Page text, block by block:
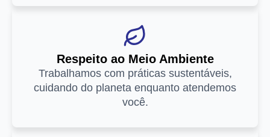
Respeito ao Meio Ambiente
Trabalhamos com práticas sustentáveis,
cuidando do planeta enquanto atendemos
você.